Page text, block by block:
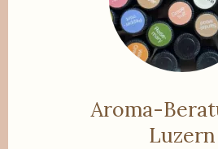
Aroma-
Luzern